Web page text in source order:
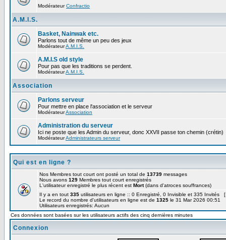
ModérateurConfractio
A.M.I.S.
Basket, Nainwak etc.
Parlons tout de même un peu des jeux
ModérateurA.M.I.S.
A.M.I.S old style
Pour pas que les traditions se perdent.
ModérateurA.M.I.S.
Association
Parlons serveur
Pour mettre en place l'association et le serveur
ModérateurAssociation
Administration du serveur
Ici ne poste que les Admin du serveur, donc XXVII passe ton chemin (crétin)
ModérateurAdministrateurs serveur
Qui est en ligne ?
Nos Membres tout court ont posté un total de 13739 messages
Nous avons 129 Membres tout court enregistrés
L'utilisateur enregistré le plus récent est Mort(dans d'atroces souffrances)
Il y a en tout 335 utilisateurs en ligne :: 0 Enregistré, 0 Invisible et 335 Invités [
Le record du nombre d'utilisateurs en ligne est de 1325 le 31 Mar 2026 00:51
Utilisateurs enregistrés: Aucun
Ces données sont basées sur les utilisateurs actifs des cinq dernières minutes
Connexion